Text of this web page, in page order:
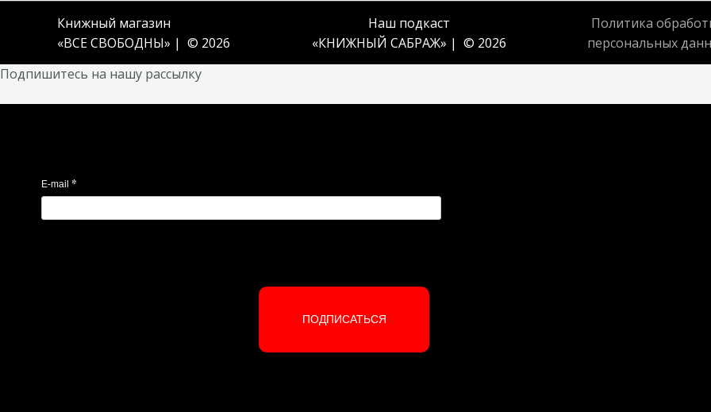
Книжный магазин
«ВСЕ СВОБОДНЫ» | © 2026
Наш подкаст
«КНИЖНЫЙ САБРАЖ» | © 2026
Политика
персональных
Подпишитесь на нашу рассылку
E-mail *
ПОДПИСАТЬСЯ